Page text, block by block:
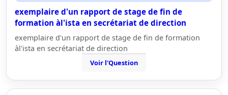
exemplaire d'un rapport de stage de fin de
formation àl'ista en secrétariat de direction
exemplaire d'un rapport de stage de fin de formation
àl'ista en secrétariat de direction
Voir l'Question